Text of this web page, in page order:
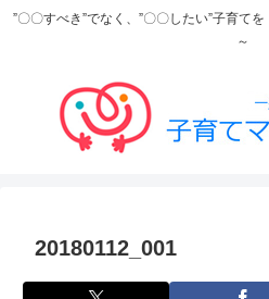
”〇〇すべき”でなく、”〇〇したい”子育て
～
20180112_001